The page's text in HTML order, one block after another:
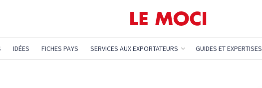
IDÉES FICHES PAYS SERVICES AUX EXPORTATEURS GUIDES ET EXPERTISES